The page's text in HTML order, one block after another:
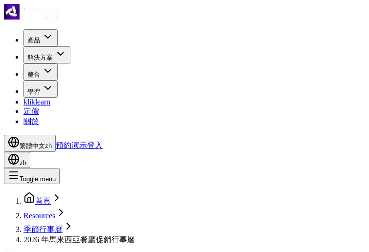
產品
解決方案
整合
學習
kliklearn
定價
關於
繁體中文zh 預約演示登入
zh
Toggle menu
首頁
Resources
季節行事曆
2026 年馬來西亞餐廳促銷行事曆